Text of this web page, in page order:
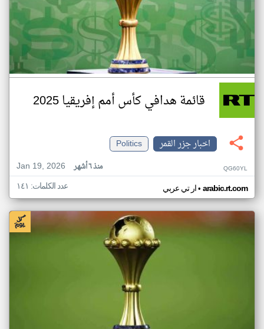
قائمة هدافي كأس أمم إفريقيا 2025
اخبار جزر القمر
Politics
Jan 19, 2026
منذ ٦ أشهر QG60YL
ار تي عربي• arabic.rt.com عدد الكلمات: ١٤١